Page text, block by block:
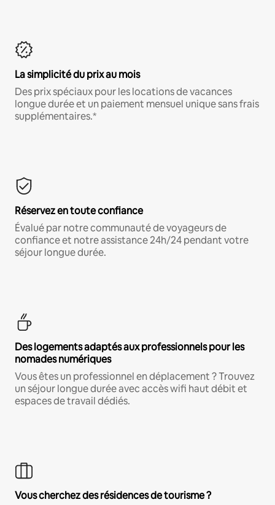
La simplicité du prix au mois
Des prix spéciaux pour les locations de vacances
longue durée et un paiement mensuel unique sans frais
supplémentaires.*
Réservez en toute confiance
Évalué par notre communauté de voyageurs de
confiance et notre assistance 24h/24 pendant votre
séjour longue durée.
Des logements adaptés aux professionnels pour les
nomades numériques
Vous êtes un professionnel en déplacement ? Trouvez
un séjour longue durée avec accès wifi haut débit et
espaces de travail dédiés.
Vous cherchez des résidences de tourisme ?